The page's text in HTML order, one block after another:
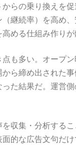
らの乗り換えを
継続率）を高め
める仕組み作りが
も多い。オープ
ら締め出された
た結果だ。運営
収集・分析する
的な広告文句だ